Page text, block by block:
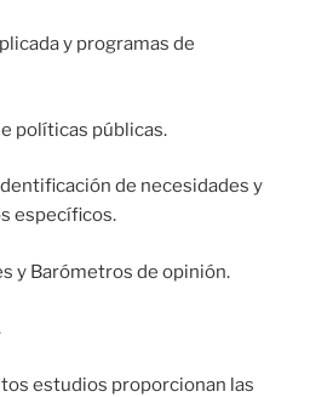
y programas de
políticas públicas.
de necesidades y
específicos.
y Barómetros de opinión.
estudios proporcionan las